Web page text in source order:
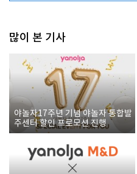
많이 본 기사
야놀자17주년 기념 야놀자 통합발
주센터 할인 프로모션 진행